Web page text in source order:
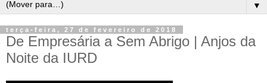
▼
terça-feira, 27 de fevereiro de 2018
De Empresária a Sem Abrigo | Anjos da
Noite da IURD